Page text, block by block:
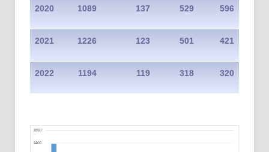
2020 1089 137 529 596
2021 1226 123 501 421
2022 1194 119 318 320